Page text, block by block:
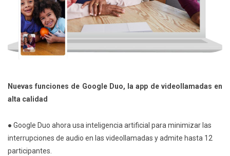
Nuevas funciones de Google Duo, la app de videollamadas en
alta calidad
● Google Duo ahora usa inteligencia artificial para minimizar las
interrupciones de audio en las videollamadas y admite hasta 12
participantes.